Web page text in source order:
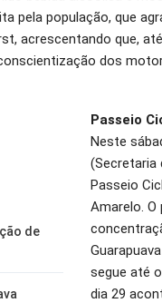
pela população, que
acrescentando que,
dos
de
Passeio
Neste
(Secretaria
Passeio
Amarelo. O
segue até
dia 29